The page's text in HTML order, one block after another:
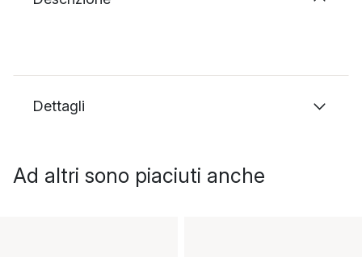
Dettagli
Ad altri sono piaciuti anche